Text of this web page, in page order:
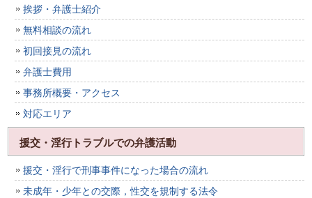
挨拶・弁護士紹介
無料相談の流れ
初回接見の流れ
弁護士費用
事務所概要・アクセス
対応エリア
援交・淫行トラブルでの弁護活動
援交・淫行で刑事事件になった場合の流れ
未成年・少年との交際，性交を規制する法令